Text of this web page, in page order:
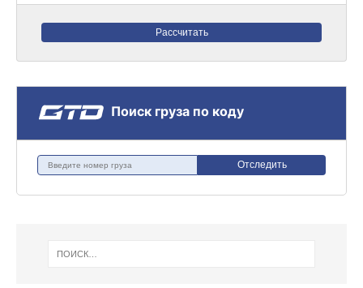
Рассчитать
Поиск груза по коду
Отследить